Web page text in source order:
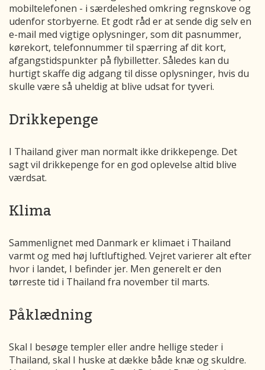
mobiltelefonen - i særdeleshed omkring regnskove og
udenfor storbyerne. Et godt råd er at sende dig selv en
e-mail med vigtige oplysninger, som dit pasnummer,
kørekort, telefonnummer til spærring af dit kort,
afgangstidspunkter på flybilletter. Således kan du
hurtigt skaffe dig adgang til disse oplysninger, hvis du
skulle være så uheldig at blive udsat for tyveri.
Drikkepenge
I Thailand giver man normalt ikke drikkepenge. Det
sagt vil drikkepenge for en god oplevelse altid blive
værdsat.
Klima
Sammenlignet med Danmark er klimaet i Thailand
varmt og med høj luftluftighed. Vejret varierer alt efter
hvor i landet, I befinder jer. Men generelt er den
tørreste tid i Thailand fra november til marts.
Påklædning
Skal I besøge templer eller andre hellige steder i
Thailand, skal I huske at dække både knæ og skuldre.